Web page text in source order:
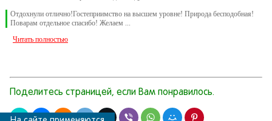
Отдохнули отлично!Гостеприимство на высшем уровне! Природа бесподобная!
Поварам отдельное спасибо! Желаем ...
Читать полностью
Поделитесь страницей, если Вам понравилось.